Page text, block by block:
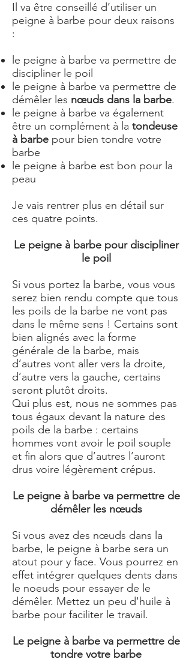
Il va être conseillé d’utiliser un
peigne à barbe pour deux raisons
:
le peigne à barbe va permettre de
discipliner le poil
le peigne à barbe va permettre de
démêler les nœuds dans la barbe.
le peigne à barbe va également
être un complément à la tondeuse
à barbe pour bien tondre votre
barbe
le peigne à barbe est bon pour la
peau
Je vais rentrer plus en détail sur
ces quatre points.
Le peigne à barbe pour discipliner
le poil
Si vous portez la barbe, vous vous
serez bien rendu compte que tous
les poils de la barbe ne vont pas
dans le même sens ! Certains sont
bien alignés avec la forme
générale de la barbe, mais
d’autres vont aller vers la droite,
d’autre vers la gauche, certains
seront plutôt droits.
Qui plus est, nous ne sommes pas
tous égaux devant la nature des
poils de la barbe : certains
hommes vont avoir le poil souple
et fin alors que d’autres l’auront
drus voire légèrement crépus.
Le peigne à barbe va permettre de
démêler les nœuds
Si vous avez des nœuds dans la
barbe, le peigne à barbe sera un
atout pour y face. Vous pourrez en
effet intégrer quelques dents dans
le noeuds pour essayer de le
démêler. Mettez un peu d'huile à
barbe pour faciliter le travail.
Le peigne à barbe va permettre de
tondre votre barbe